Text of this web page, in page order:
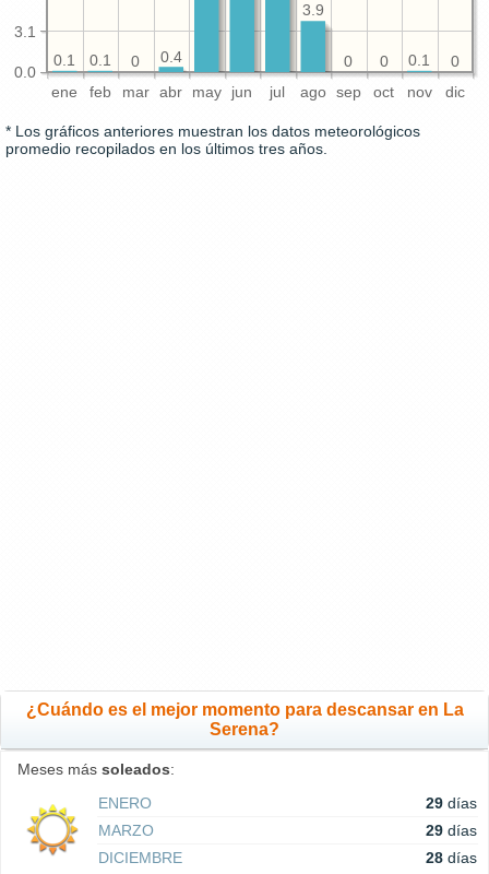
ene feb mar abr may jun jul ago sep oct nov dic
0.0
3.1
0
0.1
0
0
3.9
0.4
0
0.1
0.1
* Los gráficos anteriores muestran los datos meteorológicos
promedio recopilados en los últimos tres años.
¿Cuándo es el mejor momento para descansar en La
Serena?
Meses más soleados:
ENERO
29 días
MARZO
29 días
DICIEMBRE
28 días